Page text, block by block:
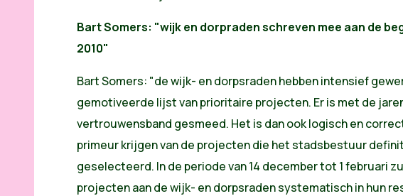
Bart Somers: "wijk en dorpraden schreven mee aan de
2010"
Bart Somers: "de wijk- en dorpsraden hebben intensief
gemotiveerde lijst van prioritaire projecten. Er is met de
vertrouwensband gesmeed. Het is dan ook logisch en
primeur krijgen van de projecten die het stadsbestuur
geselecteerd. In de periode van 14 december tot 1 februari
projecten aan de wijk- en dorpsraden systematisch in hun